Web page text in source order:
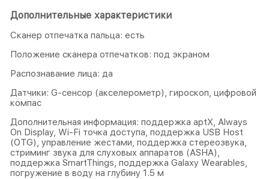
Дополнительные характеристики
Сканер отпечатка пальца: есть
Положение сканера отпечатков: под экраном
Распознавание лица: да
Датчики: G-сенсор (акселерометр), гироскоп, цифровой
компас
Дополнительная информация: поддержка aptX, Always
On Display, Wi-Fi точка доступа, поддержка USB Host
(OTG), управление жестами, поддержка стeреозвука,
стриминг звука для слуховых аппаратов (ASHA),
поддержка SmartThings, поддержка Galaxy Wearables,
погружение в воду на глубину 1.5 м